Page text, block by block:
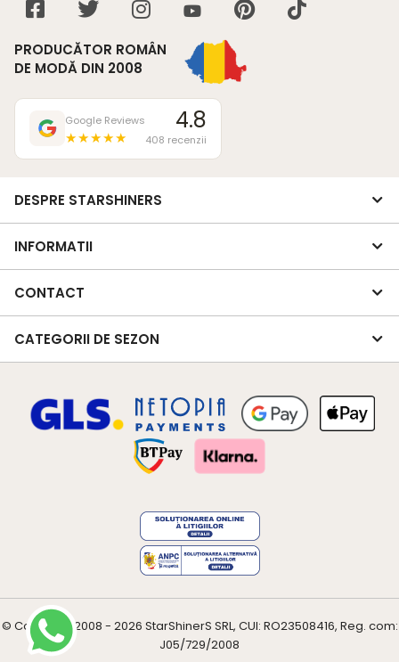
PRODUCĂTOR ROMÂN
DE MODĂ DIN 2008
Google Reviews
★★★★★
4.8
408 recenzii
DESPRE STARSHINERS
INFORMATII
CONTACT
CATEGORII DE SEZON
© Copyright 2008 - 2026 StarShinerS SRL, CUI: RO23508416, Reg. com:
J05/729/2008